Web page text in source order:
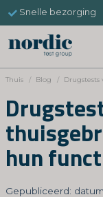
Snelle bezorging
Thuis Blog
hun
Gepubliceerd: